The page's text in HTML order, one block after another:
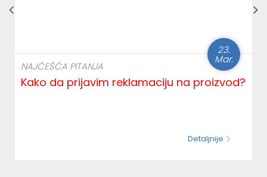
23.
Mar.
NAJČEŠĆA PITANJA
Kako da prijavim reklamaciju na proizvod?
Detaljnije